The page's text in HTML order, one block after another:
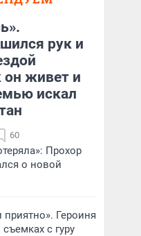
рук и
он живет и
искал
60
Прохор
о новой
Героиня
с гуру